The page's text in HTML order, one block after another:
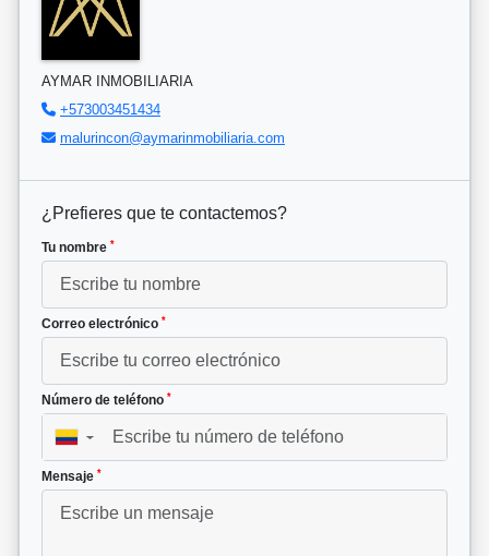
AYMAR INMOBILIARIA
+573003451434
malurincon@aymarinmobiliaria.com
¿Prefieres que te contactemos?
Tu nombre *
Correo electrónico *
Número de teléfono *
▼
Mensaje *